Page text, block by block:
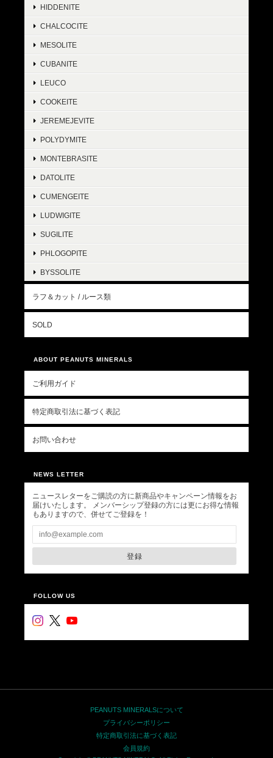
HIDDENITE
CHALCOCITE
MESOLITE
CUBANITE
LEUCO
COOKEITE
JEREMEJEVITE
POLYDYMITE
MONTEBRASITE
DATOLITE
CUMENGEITE
LUDWIGITE
SUGILITE
PHLOGOPITE
BYSSOLITE
ラフ＆カット / ルース類
SOLD
ABOUT PEANUTS MINERALS
ご利用ガイド
特定商取引法に基づく表記
お問い合わせ
NEWS LETTER
ニュースレターをご購読の方に新商品やキャンペーン情報をお
届けいたします。 メンバーシップ登録の方には更にお得な情報
もありますので、併せてご登録を！
登録
FOLLOW US
PEANUTS MINERALSについて
プライバシーポリシー
特定商取引法に基づく表記
会員規約